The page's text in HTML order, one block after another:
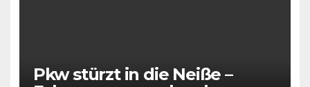
Pkw stürzt in die Neiße –